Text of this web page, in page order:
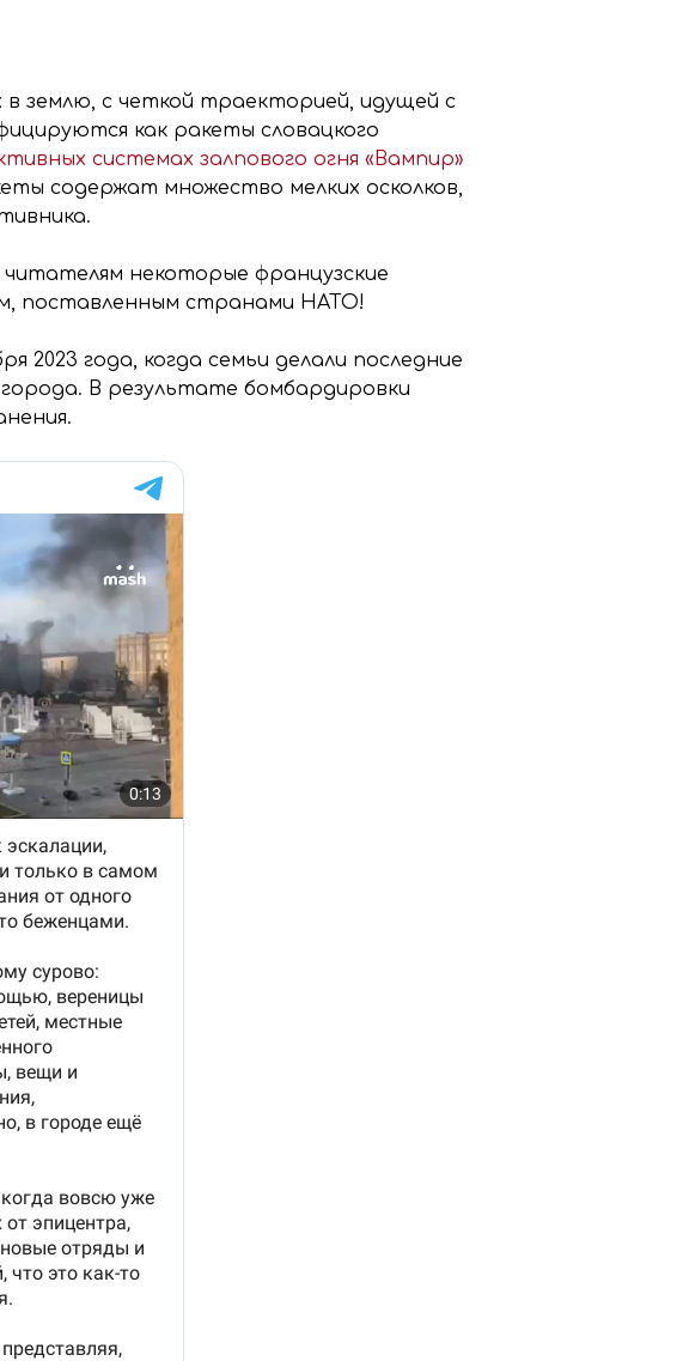
землю, с четкой траекторией, идущей с
как ракеты словацкого
системах залпового огня «Вампир»
содержат множество мелких осколков,
некоторые французские
поставленным странами НАТО!
2023 года, когда семьи делали последние
В результате бомбардировки